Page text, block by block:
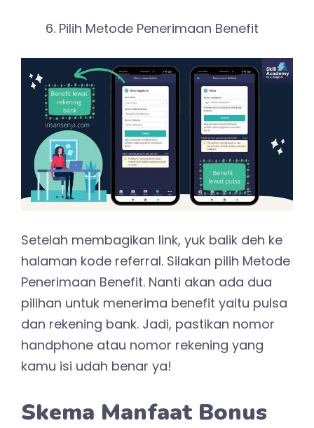
Pilih Metode Penerimaan Benefit
Setelah membagikan link, yuk balik deh ke
halaman kode referral. Silakan pilih Metode
Penerimaan Benefit. Nanti akan ada dua
pilihan untuk menerima benefit yaitu pulsa
dan rekening bank. Jadi, pastikan nomor
handphone atau nomor rekening yang
kamu isi udah benar ya!
Skema Manfaat Bonus